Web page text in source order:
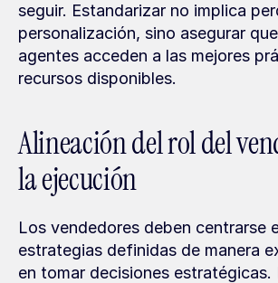
seguir. Estandarizar no implica
personalización, sino asegurar
agentes acceden a las mejores
recursos disponibles.
Alineación del rol del
la ejecución
Los vendedores deben centrarse
estrategias definidas de manera
en tomar decisiones estratégicas.